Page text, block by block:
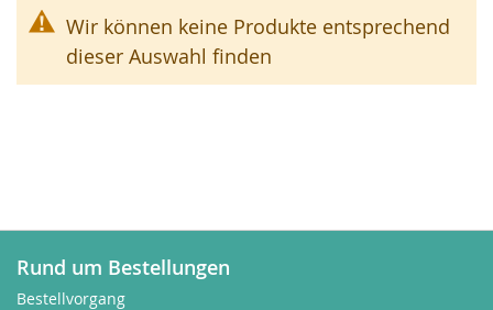
Wir können keine Produkte entsprechend
dieser Auswahl finden
Rund um Bestellungen
Bestellvorgang